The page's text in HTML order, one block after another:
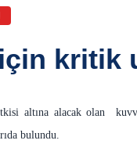
kritik
altına alacak olan
bulundu.